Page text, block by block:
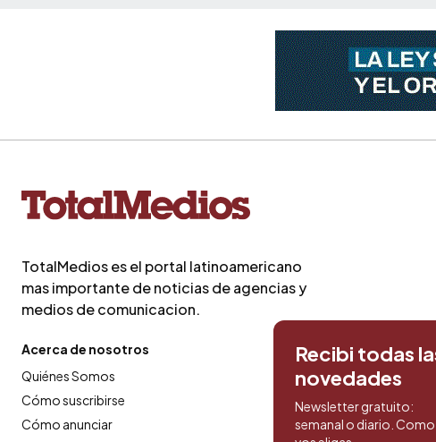
TotalMedios es el portal latinoamericano
mas importante de noticias de agencias y
medios de comunicacion.
Acerca de nosotros
Quiénes Somos
Cómo suscribirse
Cómo anunciar
Recibi todas
novedades
Newsletter gratuito:
semanal o diario. Como